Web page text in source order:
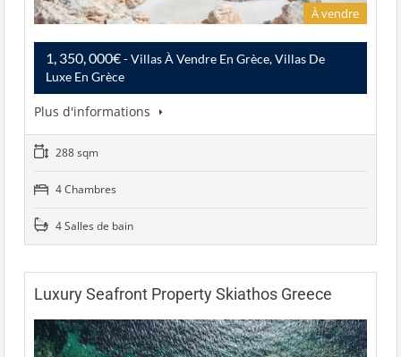
À vendre
1, 350, 000€- Villas À Vendre En Grèce, Villas De
Luxe En Grèce
Plus d'informations
288 sqm
4 Chambres
4 Salles de bain
Luxury Seafront Property Skiathos Greece